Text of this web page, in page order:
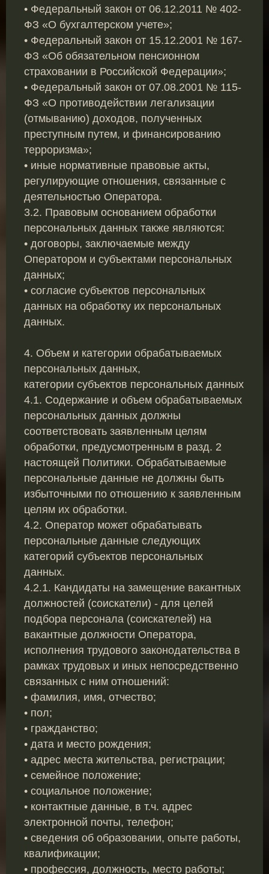
• Федеральный закон от 06.12.2011 № 402-
ФЗ «О бухгалтерском учете»;
• Федеральный закон от 15.12.2001 № 167-
ФЗ «Об обязательном пенсионном
страховании в Российской Федерации»;
• Федеральный закон от 07.08.2001 № 115-
ФЗ «О противодействии легализации
(отмыванию) доходов, полученных
преступным путем, и финансированию
терроризма»;
• иные нормативные правовые акты,
регулирующие отношения, связанные с
деятельностью Оператора.
3.2. Правовым основанием обработки
персональных данных также являются:
• договоры, заключаемые между
Оператором и субъектами персональных
данных;
• согласие субъектов персональных
данных на обработку их персональных
данных.
4. Объем и категории обрабатываемых
персональных данных,
категории субъектов персональных данных
4.1. Содержание и объем обрабатываемых
персональных данных должны
соответствовать заявленным целям
обработки, предусмотренным в разд. 2
настоящей Политики. Обрабатываемые
персональные данные не должны быть
избыточными по отношению к заявленным
целям их обработки.
4.2. Оператор может обрабатывать
персональные данные следующих
категорий субъектов персональных
данных.
4.2.1. Кандидаты на замещение вакантных
должностей (соискатели) - для целей
подбора персонала (соискателей) на
вакантные должности Оператора,
исполнения трудового законодательства в
рамках трудовых и иных непосредственно
связанных с ним отношений:
• фамилия, имя, отчество;
• пол;
• гражданство;
• дата и место рождения;
• адрес места жительства, регистрации;
• семейное положение;
• социальное положение;
• контактные данные, в т.ч. адрес
электронной почты, телефон;
• сведения об образовании, опыте работы,
квалификации;
• профессия, должность, место работы;